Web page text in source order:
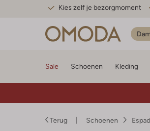
Kies zelf je bezorgmoment
Sale Schoenen Kleding
Terug Schoenen